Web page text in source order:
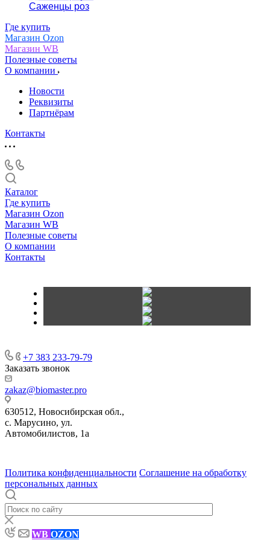
Саженцы роз
Где купить
Магазин Ozon
Магазин WB
Полезные советы
О компании
Новости
Реквизиты
Партнёрам
Контакты
Каталог
Где купить
Магазин Ozon
Магазин WB
Полезные советы
О компании
Контакты
+7 383 233-79-79
Заказать звонок
zakaz@biomaster.pro
630512, Новосибирская обл.,
с. Марусино, ул.
Автомобилистов, 1а
Политика конфиденциальности Соглашение на обработку
персональных данных
WB OZON